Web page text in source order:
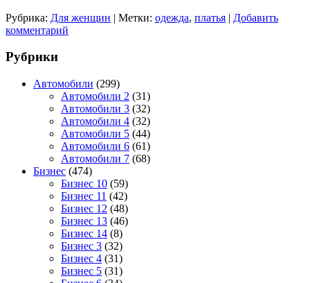
Рубрика: Для женщин | Метки: одежда, платья | Добавить
комментарий
Рубрики
Автомобили (299)
Автомобили 2 (31)
Автомобили 3 (32)
Автомобили 4 (32)
Автомобили 5 (44)
Автомобили 6 (61)
Автомобили 7 (68)
Бизнес (474)
Бизнес 10 (59)
Бизнес 11 (42)
Бизнес 12 (48)
Бизнес 13 (46)
Бизнес 14 (8)
Бизнес 3 (32)
Бизнес 4 (31)
Бизнес 5 (31)